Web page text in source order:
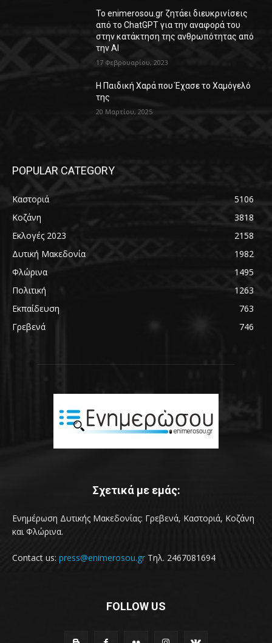
Το enimerosou.gr ζητάει διευκρινίσεις
από το ChatGPT για την αναφορά του
στην κατάκτηση της ανθρωπότητας από
την AI
17 Φεβρουαρίου, 2023
Η Παιδική Χαρά που Έχασε το Χαμόγελό
της
20 Μαρτίου, 2025
POPULAR CATEGORY
Καστοριά
5106
Κοζάνη
3818
Εκλογές 2023
2158
Δυτική Μακεδονία
1982
Φλώρινα
1495
Πολιτική
1263
Εκπαίδευση
763
Γρεβενά
746
Σχετικά με εμάς:
Ενημέρωση Δυτικής Μακεδονίας: Γρεβενά, Καστοριά, Κοζάνη
και Φλώρινα.
Contact us: press@enimerosou.gr Τηλ. 2467081694
FOLLOW US